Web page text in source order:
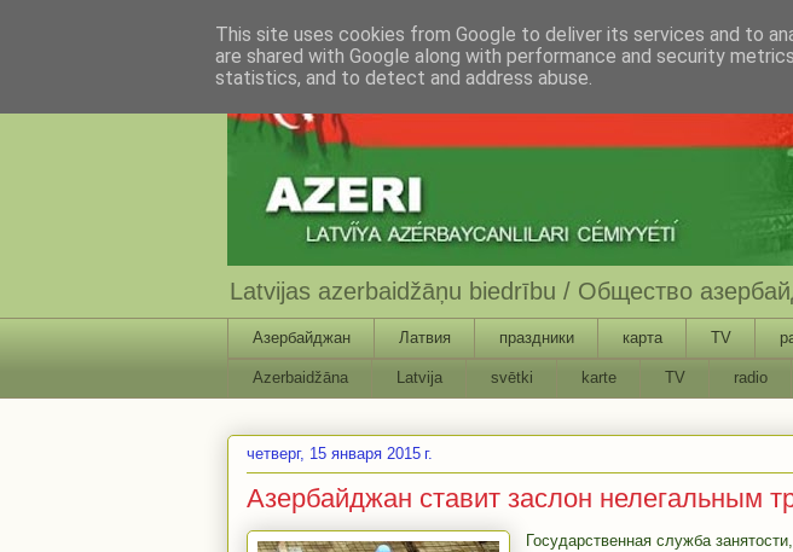
Latvijas azerbaidžāņu biedrību / Общество
Азербайджан Латвия праздники карта TV
Azerbaidžāna Latvija svētki karte TV radio
четверг, 15 января 2015 г.
Азербайджан ставит заслон нелегальным
Государственная служба
This site uses cookies from Google to deliver its services and to
are shared with Google along with performance and security
statistics, and to detect and address abuse.